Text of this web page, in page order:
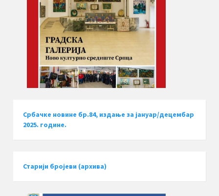
Србачке новине бр.84, издање за јануар/децембар
2025. године.
Старији бројеви (архива)